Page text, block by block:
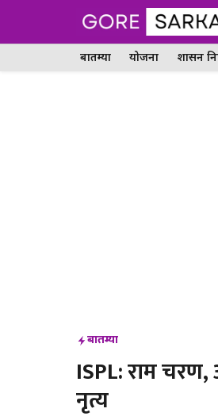
बातम्या योजना शासन
बातम्या
ISPL: राम चरण,
नृत्य